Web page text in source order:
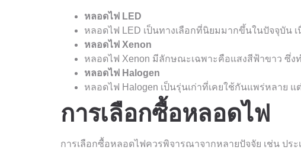
หลอดไฟ LED
หลอดไฟ LED เป็นทางเลือกที่นิยมมากขึ้นในปัจจุบัน
หลอดไฟ Xenon
หลอดไฟ Xenon มีลักษณะเฉพาะคือแสงสีฟ้าขาว ซึ่ง
หลอดไฟ Halogen
หลอดไฟ Halogen เป็นรุ่นเก่าที่เคยใช้กันแพร่หลาย
การเลือกซื้อหลอดไฟ
การเลือกซื้อหลอดไฟควรพิจารณาจากหลายปัจจัย เช่น ปร